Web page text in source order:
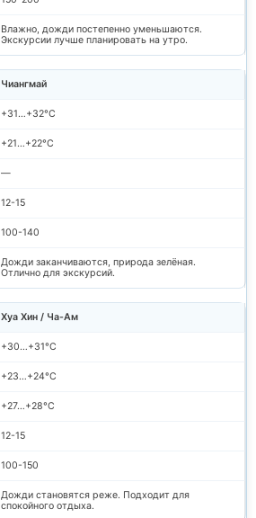
Влажно, дожди постепенно уменьшаются.
Экскурсии лучше планировать на утро.
Чиангмай
+31…+32°C
+21…+22°C
—
12-15
100-140
Дожди заканчиваются, природа зелёная.
Отлично для экскурсий.
Хуа Хин / Ча-Ам
+30…+31°C
+23…+24°C
+27…+28°C
12-15
100-150
Дожди становятся реже. Подходит для
спокойного отдыха.